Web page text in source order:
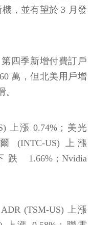
，並有望於 3 月發
四季新增付費訂戶
萬，但北美用戶增
上漲 0.74%；美光
(INTC-US) 上漲
跌 1.66%；Nvidia
(TSM-US) 上漲